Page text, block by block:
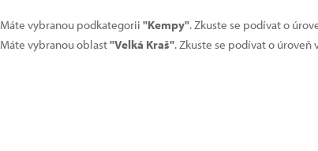
Máte vybranou podkategorii "Kempy". Zkuste se podívat o
Máte vybranou oblast"Velká Kraš". Zkuste se podívat o úroveň